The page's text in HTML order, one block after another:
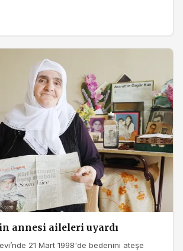
annesi aileleri uyardı
21 Mart 1998'de bedenini ateşe